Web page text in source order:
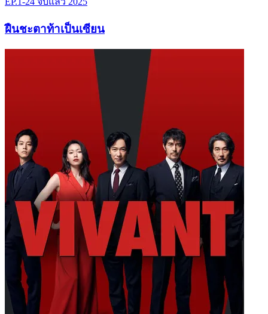
ฝืนชะตาท้าเป็นเซียน